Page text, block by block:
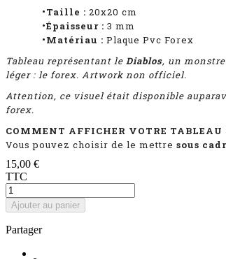
•Taille : 20x20 cm
•Épaisseur : 3 mm
•Matériau : Plaque Pvc Forex
Tableau représentant le Diablos, un
léger : le forex. Artwork non officiel.
Attention, ce visuel était disponible
forex.
COMMENT AFFICHER VOTRE TABLEAU
Vous pouvez choisir de le mettre sous
15,00 €
TTC
Ajouter au panier
Partager